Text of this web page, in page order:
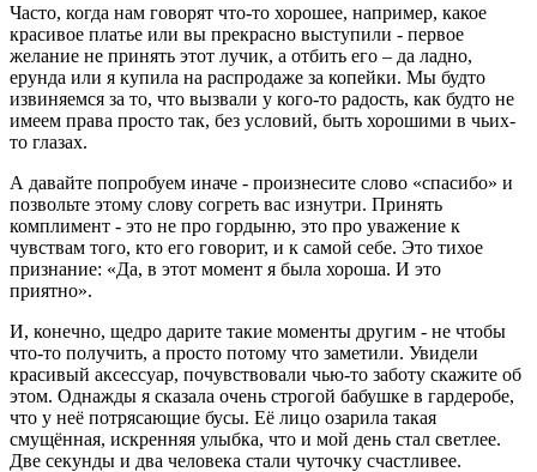
Часто, когда нам говорят что-то хорошее, например, какое
красивое платье или вы прекрасно выступили - первое
желание не принять этот лучик, а отбить его – да ладно,
ерунда или я купила на распродаже за копейки. Мы будто
извиняемся за то, что вызвали у кого-то радость, как будто не
имеем права просто так, без условий, быть хорошими в чьих-
то глазах.
А давайте попробуем иначе - произнесите слово «спасибо» и
позвольте этому слову согреть вас изнутри. Принять
комплимент - это не про гордыню, это про уважение к
чувствам того, кто его говорит, и к самой себе. Это тихое
признание: «Да, в этот момент я была хороша. И это
приятно».
И, конечно, щедро дарите такие моменты другим - не чтобы
что-то получить, а просто потому что заметили. Увидели
красивый аксессуар, почувствовали чью-то заботу скажите об
этом. Однажды я сказала очень строгой бабушке в гардеробе,
что у неё потрясающие бусы. Её лицо озарила такая
смущённая, искренняя улыбка, что и мой день стал светлее.
Две секунды и два человека стали чуточку счастливее.